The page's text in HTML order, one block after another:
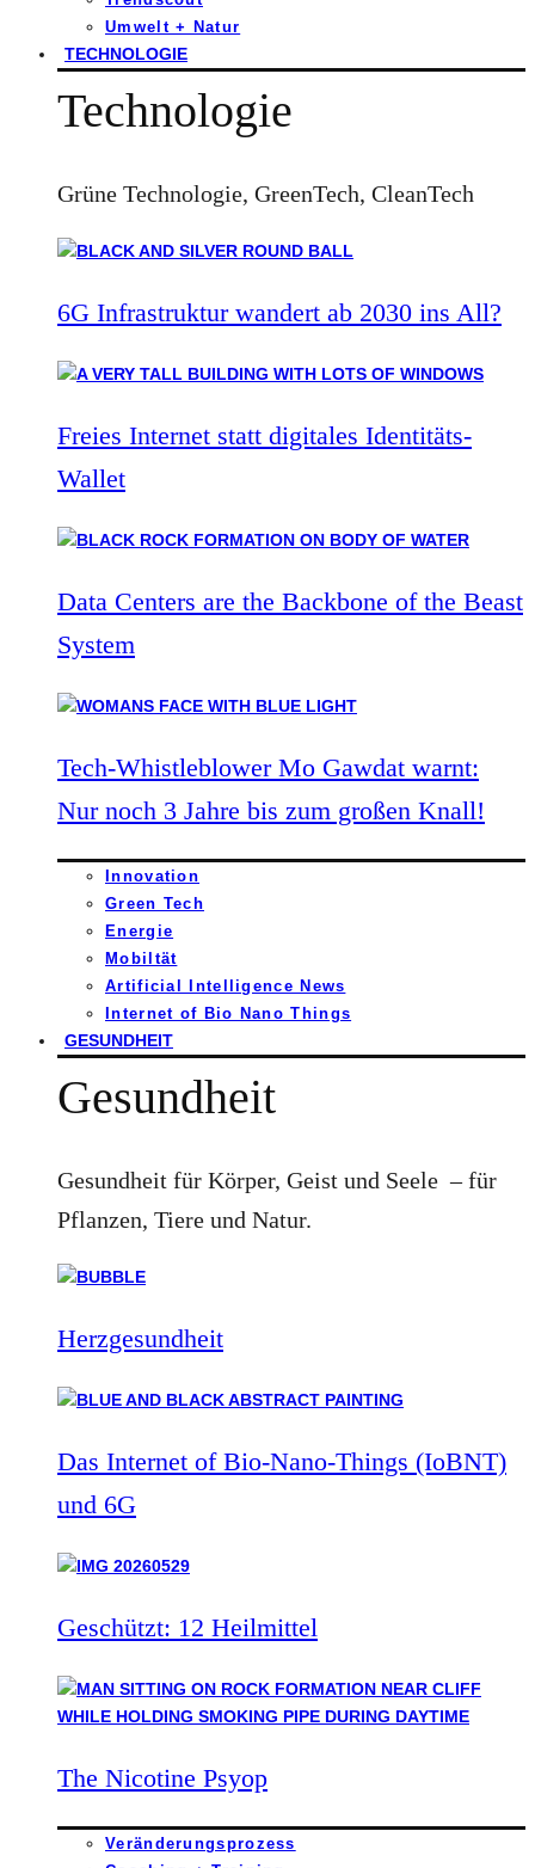
Umwelt + Natur
TECHNOLOGIE
Technologie
Grüne Technologie, GreenTech, CleanTech
6G Infrastruktur wandert ab 2030 ins All?
Freies Internet statt digitales Identitäts-
Wallet
Data Centers are the Backbone of the Beast
System
Tech-Whistleblower Mo Gawdat warnt:
Nur noch 3 Jahre bis zum großen Knall!
Innovation
Green Tech
Energie
Mobiltät
Artificial Intelligence News
Internet of Bio Nano Things
GESUNDHEIT
Gesundheit
Gesundheit für Körper, Geist und Seele – für
Pflanzen, Tiere und Natur.
Herzgesundheit
Das Internet of Bio-Nano-Things (IoBNT)
und 6G
Geschützt: 12 Heilmittel
The Nicotine Psyop
Veränderungsprozess